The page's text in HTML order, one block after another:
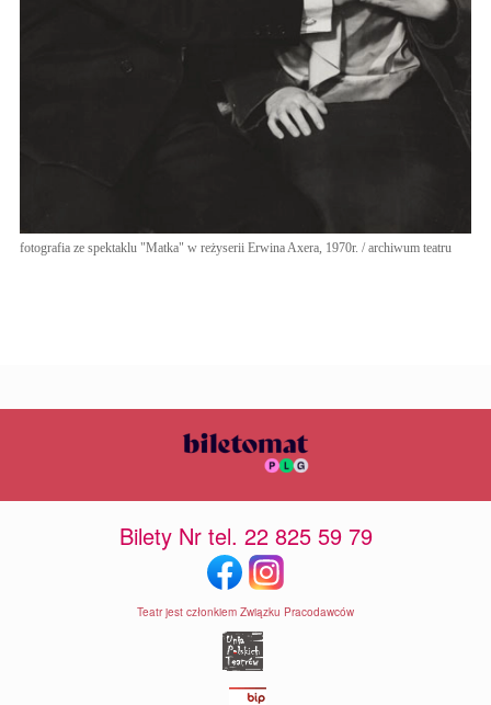
fotografia ze spektaklu "Matka" w reżyserii Erwina Axera, 1970r. / archiwum teatru
Bilety Nr tel. 22 825 59 79
Teatr jest członkiem Związku Pracodawców